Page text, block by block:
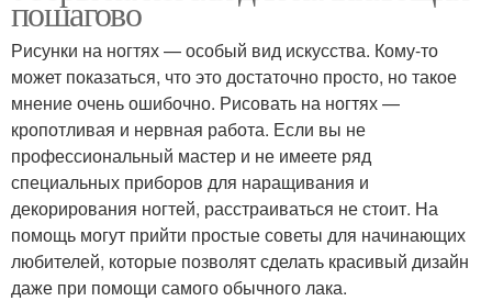
пошагово
Рисунки на ногтях — особый вид искусства. Кому-то
может показаться, что это достаточно просто, но такое
мнение очень ошибочно. Рисовать на ногтях —
кропотливая и нервная работа. Если вы не
профессиональный мастер и не имеете ряд
специальных приборов для наращивания и
декорирования ногтей, расстраиваться не стоит. На
помощь могут прийти простые советы для начинающих
любителей, которые позволят сделать красивый дизайн
даже при помощи самого обычного лака.